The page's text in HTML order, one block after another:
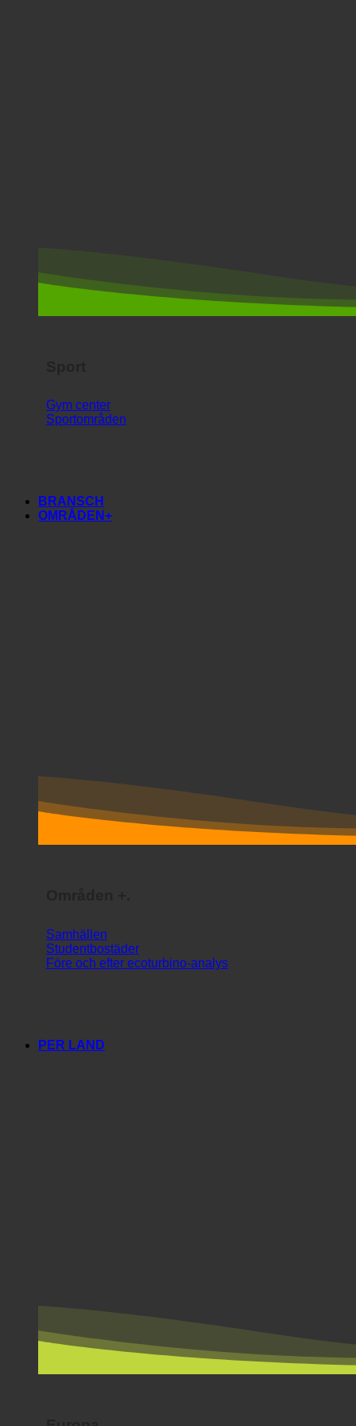
Gym center
Sportområden
BRANSCH
OMRÅDEN+
Samhällen
Studentbostäder
Före och efter ecoturbino-analys
PER LAND